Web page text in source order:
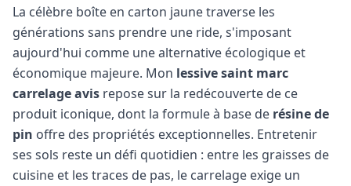
La célèbre boîte en carton jaune traverse les
générations sans prendre une ride, s'imposant
aujourd'hui comme une alternative écologique et
économique majeure. Mon lessive saint marc
carrelage avis repose sur la redécouverte de ce
produit iconique, dont la formule à base de résine de
pin offre des propriétés exceptionnelles. Entretenir
ses sols reste un défi quotidien : entre les graisses de
cuisine et les traces de pas, le carrelage exige un